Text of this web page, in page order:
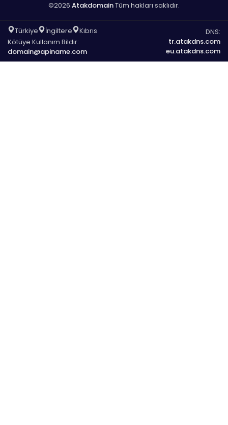
©2026 AtakdomainTüm hakları saklıdır.
Türkiye İngiltere
Kıbrıs
Kötüye Kullanım Bildir:
domain@apiname.com
DNS:
tr.atakdns.com
eu.atakdns.com